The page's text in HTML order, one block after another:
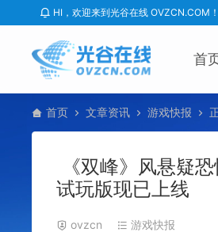
HI，欢迎来到光谷在线 OVZCN.COM！
首
首页 文章资讯 游戏快报
《双峰》风悬疑
试玩版现已上线
ovzcn 游戏快报